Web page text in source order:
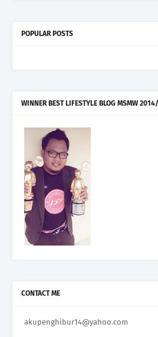
POPULAR POSTS
WINNER BEST LIFESTYLE BLOG MSMW
CONTACT ME
akupenghibur14@yahoo.com